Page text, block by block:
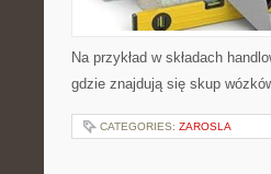
Na przykład w składach
gdzie znajdują się skup
CATEGORIES: ZAROSLA